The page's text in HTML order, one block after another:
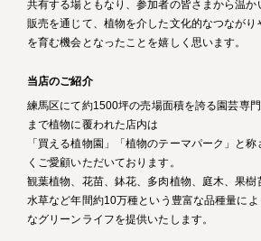
共有する場ともなり、参加者の皆さまから温か
販売を通じて、植物を介した文化的なつなが
を育む機会となったことを嬉しく思います。
当店のご紹介
練馬区にて約1500坪の売場面積を誇る園芸専
まで植物に覆われた店内は
「買える植物園」「植物のテーマパーク」と
くご愛顧いただいております。
観葉植物、花苗、鉢花、多肉植物、庭木、果樹
水草など年間約10万種という豊富な品種量に
なグリーンライフを提供いたします。